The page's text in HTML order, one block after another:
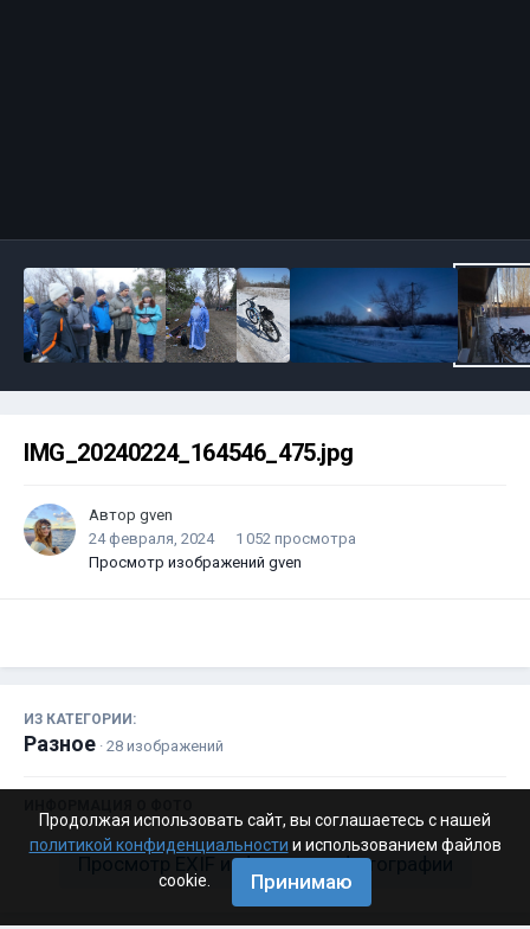
IMG_20240224_164546_475.jpg
Автор gven
24 февраля, 2024
1 052 просмотра
Просмотр изображений gven
ИЗ КАТЕГОРИИ:
Разное · 28 изображений
Просмотр EXIF информации фотографии
Продолжая использовать сайт, вы соглашаетесь с нашей
политикой конфиденциальности и использованием файлов
cookie.
Принимаю